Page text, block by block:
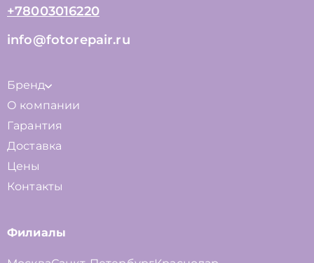
+78003016220
info@fotorepair.ru
Бренд
О компании
Гарантия
Доставка
Цены
Контакты
Филиалы